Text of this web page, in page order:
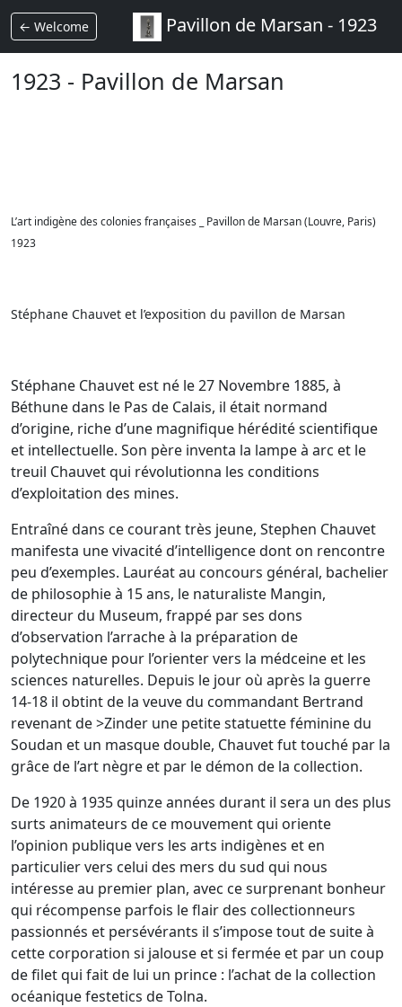
← Welcome Pavillon de Marsan - 1923
1923 - Pavillon de Marsan
L’art indigène des colonies françaises _ Pavillon de Marsan (Louvre, Paris)
1923
Stéphane Chauvet et l’exposition du pavillon de Marsan
Stéphane Chauvet est né le 27 Novembre 1885, à
Béthune dans le Pas de Calais, il était normand
d’origine, riche d’une magnifique hérédité scientifique
et intellectuelle. Son père inventa la lampe à arc et le
treuil Chauvet qui révolutionna les conditions
d’exploitation des mines.
Entraîné dans ce courant très jeune, Stephen Chauvet
manifesta une vivacité d’intelligence dont on rencontre
peu d’exemples. Lauréat au concours général, bachelier
de philosophie à 15 ans, le naturaliste Mangin,
directeur du Museum, frappé par ses dons
d’observation l’arrache à la préparation de
polytechnique pour l’orienter vers la médceine et les
sciences naturelles. Depuis le jour où après la guerre
14-18 il obtint de la veuve du commandant Bertrand
revenant de >Zinder une petite statuette féminine du
Soudan et un masque double, Chauvet fut touché par la
grâce de l’art nègre et par le démon de la collection.
De 1920 à 1935 quinze années durant il sera un des plus
surts animateurs de ce mouvement qui oriente
l’opinion publique vers les arts indigènes et en
particulier vers celui des mers du sud qui nous
intéresse au premier plan, avec ce surprenant bonheur
qui récompense parfois le flair des collectionneurs
passionnés et persévérants il s’impose tout de suite à
cette corporation si jalouse et si fermée et par un coup
de filet qui fait de lui un prince : l’achat de la collection
océanique festetics de Tolna.